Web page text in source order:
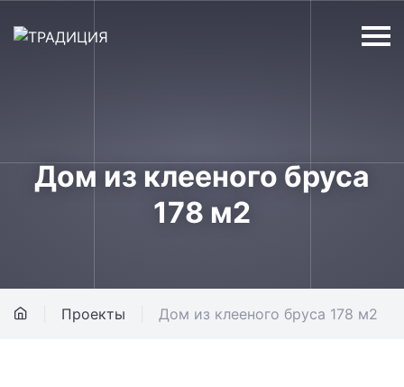
Дом из клееного бруса
178 м2
Проекты Дом из клееного бруса 178 м2